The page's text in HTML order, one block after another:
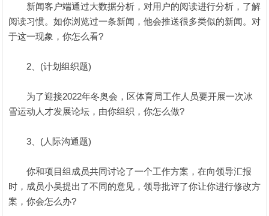
新闻客户端通过大数据分析，对用户的阅读进行分析，了解
阅读习惯。如你浏览过一条新闻，他会推送很多类似的新闻。对
于这一现象，你怎么看?
2、(计划组织题)
为了迎接2022年冬奥会，区体育局工作人员要开展一次冰
雪运动人才发展论坛，由你组织，你怎么做?
3、(人际沟通题)
你和项目组成员共同讨论了一个工作方案，在向领导汇报
时，成员小吴提出了不同的意见，领导批评了你让你进行修改方
案，你会怎么办?